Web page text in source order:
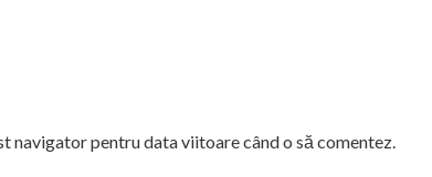
navigator pentru data viitoare când o să comentez.